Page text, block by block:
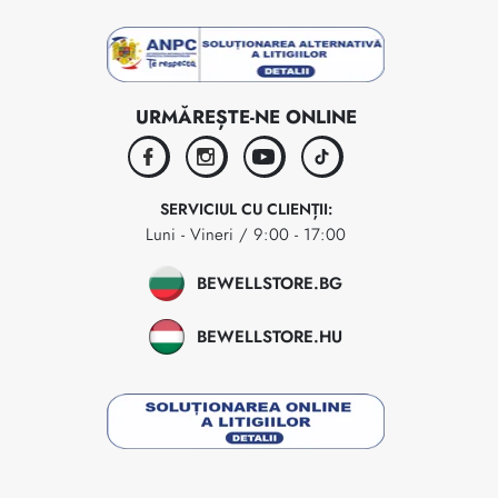
URMĂREȘTE-NE ONLINE
facebookinstagramyoutubetiktok
SERVICIUL CU CLIENȚII:
Luni - Vineri / 9:00 - 17:00
BEWELLSTORE.BG
BEWELLSTORE.HU